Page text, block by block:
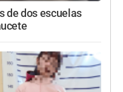
de dos escuelas